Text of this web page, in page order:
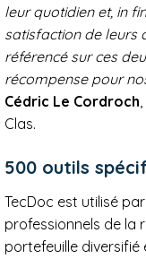
leur quotidien et, in
satisfaction de leurs
référencé sur ces
récompense pour
Cédric Le Cordroch
Clas.
500 outils
TecDoc est utilisé
professionnels de la
portefeuille diversifié